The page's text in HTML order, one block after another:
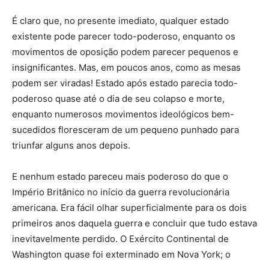
É claro que, no presente imediato, qualquer estado
existente pode parecer todo-poderoso, enquanto os
movimentos de oposição podem parecer pequenos e
insignificantes. Mas, em poucos anos, como as mesas
podem ser viradas! Estado após estado parecia todo-
poderoso quase até o dia de seu colapso e morte,
enquanto numerosos movimentos ideológicos bem-
sucedidos floresceram de um pequeno punhado para
triunfar alguns anos depois.
E nenhum estado pareceu mais poderoso do que o
Império Britânico no início da guerra revolucionária
americana. Era fácil olhar superficialmente para os dois
primeiros anos daquela guerra e concluir que tudo estava
inevitavelmente perdido. O Exército Continental de
Washington quase foi exterminado em Nova York; o